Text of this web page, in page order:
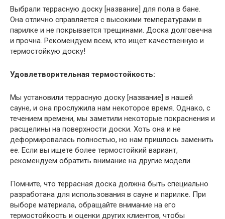
Выбрали террасную доску [название] для пола в бане.
Она отлично справляется с высокими температурами в
парилке и не покрывается трещинами. Доска долговечна
и прочна. Рекомендуем всем, кто ищет качественную и
термостойкую доску!
Удовлетворительная термостойкость:
Мы установили террасную доску [название] в нашей
сауне, и она прослужила нам некоторое время. Однако, с
течением времени, мы заметили некоторые покраснения и
расщелины на поверхности доски. Хоть она и не
деформировалась полностью, но нам пришлось заменить
ее. Если вы ищете более термостойкий вариант,
рекомендуем обратить внимание на другие модели.
Помните, что террасная доска должна быть специально
разработана для использования в сауне и парилке. При
выборе материала, обращайте внимание на его
термостойкость и оценки других клиентов, чтобы